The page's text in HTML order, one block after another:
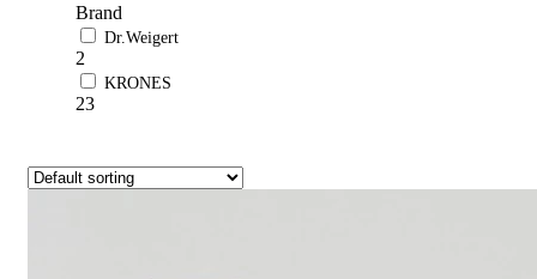
Brand
Dr.Weigert
2
KRONES
23